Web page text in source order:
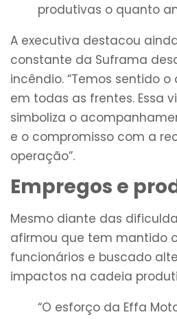
produtivas o quanto
A executiva destacou
constante da Suframa
incêndio. “Temos sentido
em todas as frentes. Essa
simboliza o
e o compromisso com a
operação”.
Empregos e
Mesmo diante das
afirmou que tem mantido
funcionários e buscado
impactos na cadeia
“O esforço da Effa